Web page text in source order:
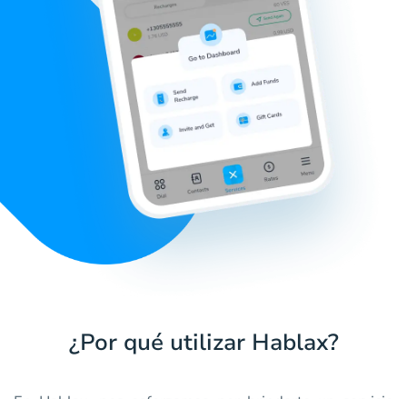
¿Por qué utilizar Hablax?